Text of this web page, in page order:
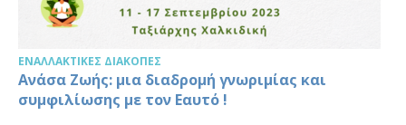
ΕΝΑΛΛΑΚΤΙΚΈΣ ΔΙΑΚΟΠΈΣ
Ανάσα Ζωής: μια διαδρομή γνωριμίας και
συμφιλίωσης με τον Εαυτό !